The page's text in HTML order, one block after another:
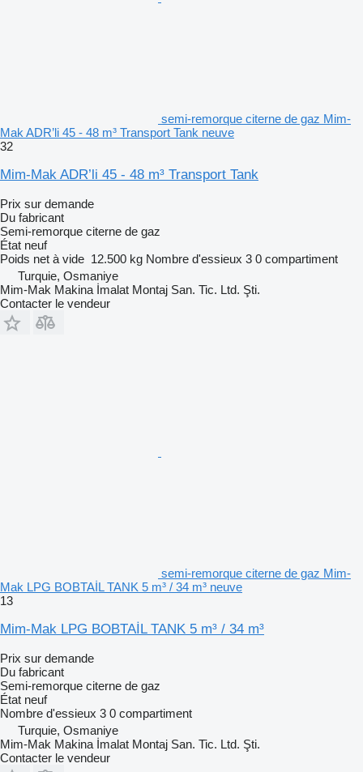
semi-remorque citerne de gaz Mim-
Mak ADR’li 45 - 48 m³ Transport Tank neuve
32
Mim-Mak ADR’li 45 - 48 m³ Transport Tank
Prix sur demande
Du fabricant
Semi-remorque citerne de gaz
État neuf
Poids net à vide 12.500 kg Nombre d'essieux 3 0 compartiment
Turquie, Osmaniye
Mim-Mak Makina İmalat Montaj San. Tic. Ltd. Şti.
Contacter le vendeur
semi-remorque citerne de gaz Mim-
Mak LPG BOBTAİL TANK 5 m³ / 34 m³ neuve
13
Mim-Mak LPG BOBTAİL TANK 5 m³ / 34 m³
Prix sur demande
Du fabricant
Semi-remorque citerne de gaz
État neuf
Nombre d'essieux 3 0 compartiment
Turquie, Osmaniye
Mim-Mak Makina İmalat Montaj San. Tic. Ltd. Şti.
Contacter le vendeur